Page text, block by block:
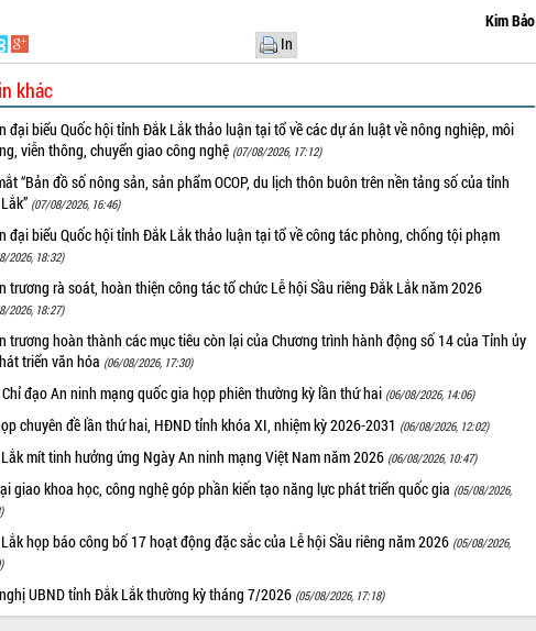
Kim Bảo
In
khác
đại biểu Quốc hội tỉnh Đắk Lắk thảo luận tại tổ về các dự án luật về nông nghiệp, môi
viễn thông, chuyển giao công nghệ (07/08/2026, 17:12)
“Bản đồ số nông sản, sản phẩm OCOP, du lịch thôn buôn trên nền tảng số của tỉnh
(07/08/2026, 16:46)
đại biểu Quốc hội tỉnh Đắk Lắk thảo luận tại tổ về công tác phòng, chống tội phạm
2026, 18:32)
trương rà soát, hoàn thiện công tác tổ chức Lễ hội Sầu riêng Đắk Lắk năm 2026
2026, 18:27)
trương hoàn thành các mục tiêu còn lại của Chương trình hành động số 14 của Tỉnh ủy
triển văn hóa (06/08/2026, 17:30)
đạo An ninh mạng quốc gia họp phiên thường kỳ lần thứ hai (06/08/2026, 14:06)
chuyên đề lần thứ hai, HĐND tỉnh khóa XI, nhiệm kỳ 2026-2031 (06/08/2026, 12:02)
mít tinh hưởng ứng Ngày An ninh mạng Việt Nam năm 2026 (06/08/2026, 10:47)
giao khoa học, công nghệ góp phần kiến tạo năng lực phát triển quốc gia (05/08/2026,
họp báo công bố 17 hoạt động đặc sắc của Lễ hội Sầu riêng năm 2026 (05/08/2026,
UBND tỉnh Đắk Lắk thường kỳ tháng 7/2026 (05/08/2026, 17:18)